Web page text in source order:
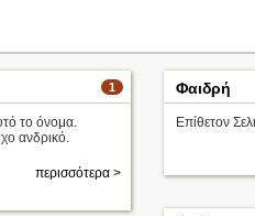
1
το όνομα.
ανδρικό.
περισσότερα >
Φαιδρή
Επίθετον